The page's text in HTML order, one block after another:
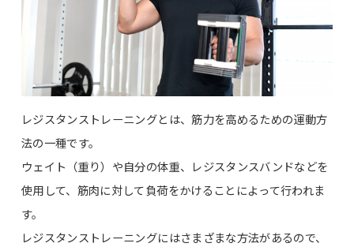
レジスタンストレーニングとは、筋力を高めるための運動方
法の一種です。
ウェイト（重り）や自分の体重、レジスタンスバンドなどを
使用して、筋肉に対して負荷をかけることによって行われま
す。
レジスタンストレーニングにはさまざまな方法があるので、